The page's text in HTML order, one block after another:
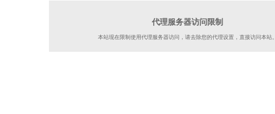
代理服务器访问限制
本站现在限制使用代理服务器访问，请去除您的代理设置，直接访问本站。